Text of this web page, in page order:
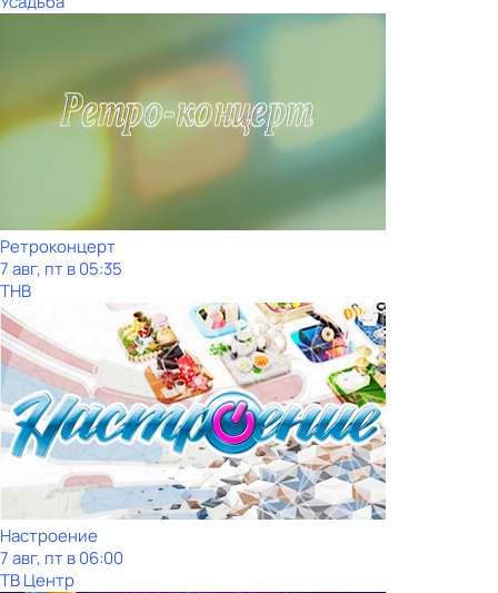
Ретроконцерт
7 авг, пт в 05:35
ТНВ
Настроение
7 авг, пт в 06:00
ТВ Центр